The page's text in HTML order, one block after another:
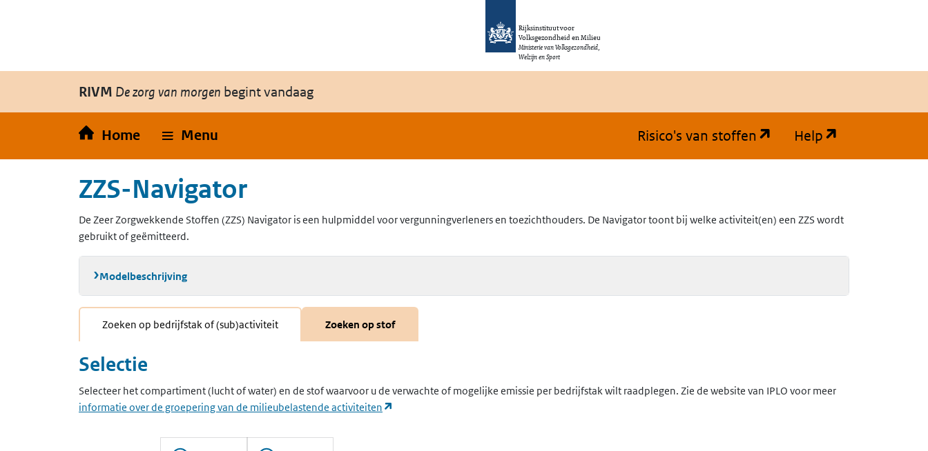
Rijksinstituut voor
Volksgezondheid en Milieu
Ministerie van Volksgezondheid,
Welzijn en Sport
RIVM De zorg van morgen begint vandaag
Home Menu Risico's van stoffen (opent in een nieuw
Help
ZZS-Navigator
De Zeer Zorgwekkende Stoffen (ZZS) Navigator is een hulpmiddel voor vergunningverleners en toezichthouders. De Navigator toont bij welke activiteit(en) een ZZS wordt
gebruikt of geëmitteerd.
Modelbeschrijving
Zoeken op bedrijfstak of (sub)activiteit Zoeken op stof
Selectie
Selecteer het compartiment (lucht of water) en de stof waarvoor u de verwachte of mogelijke emissie per bedrijfstak wilt raadplegen. Zie de website van IPLO voor meer
informatie over de groepering van de milieubelastende activiteiten